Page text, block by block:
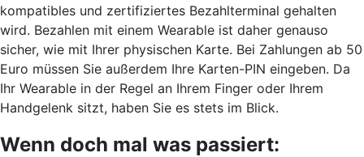
kompatibles und zertifiziertes Bezahlterminal gehalten
wird. Bezahlen mit einem Wearable ist daher genauso
sicher, wie mit Ihrer physischen Karte. Bei Zahlungen ab 50
Euro müssen Sie außerdem Ihre Karten-PIN eingeben. Da
Ihr Wearable in der Regel an Ihrem Finger oder Ihrem
Handgelenk sitzt, haben Sie es stets im Blick.
Wenn doch mal was passiert: